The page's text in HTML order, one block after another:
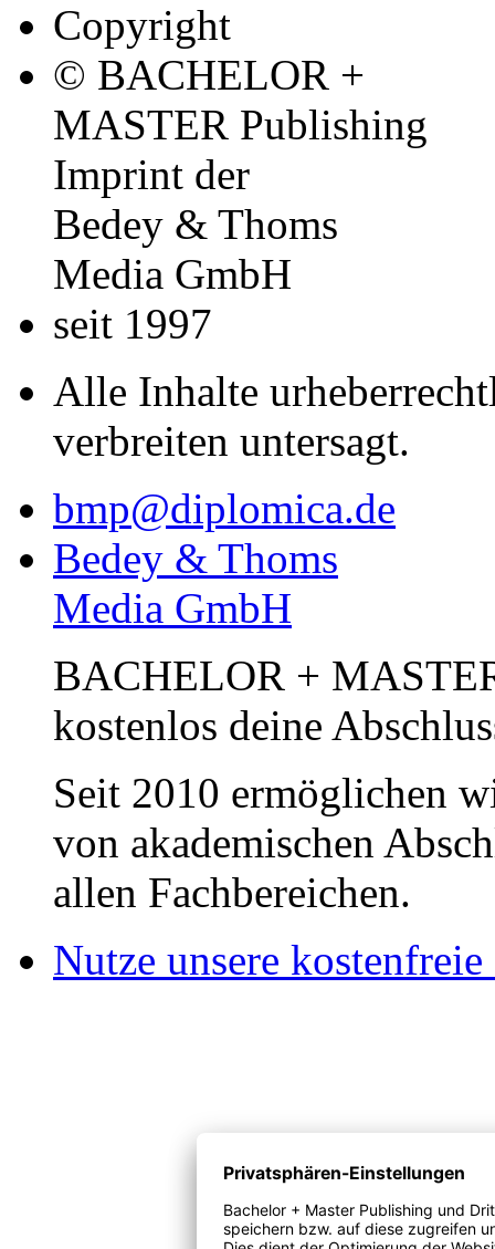
Copyright
© BACHELOR +
MASTER Publishing
Imprint der
Bedey & Thoms
Media GmbH
seit 1997
Alle Inhalte
verbreiten untersagt.
bmp@diplomica.de
Bedey & Thoms
Media GmbH
BACHELOR +
kostenlos deine
Seit 2010 ermöglichen
von akademischen
allen Fachbereichen.
Nutze unsere